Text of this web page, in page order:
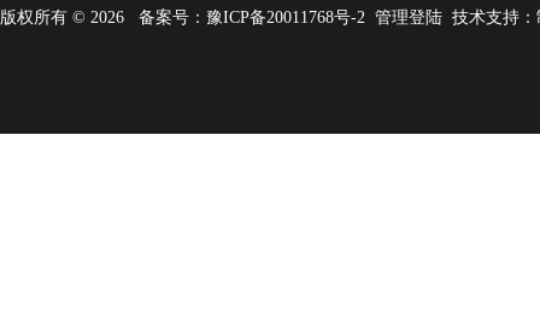
版权所有 © 2026 备案号：豫ICP备20011768号-2 管理登陆 技术支持：